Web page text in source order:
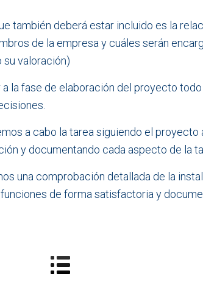
también deberá estar incluido es la
de la empresa y cuáles serán
su valoración)
la fase de elaboración del proyecto
a cabo la tarea siguiendo el proyecto
y documentando cada aspecto de la
una comprobación detallada de la
de forma satisfactoria y